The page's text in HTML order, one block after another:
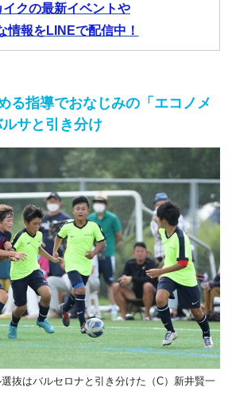
イクの最新イベントや
情報をLINEで配信中！
る指導でおなじみの「エコノメ
サと引き分け
抜はバルセロナと引き分けた（C）新井賢一